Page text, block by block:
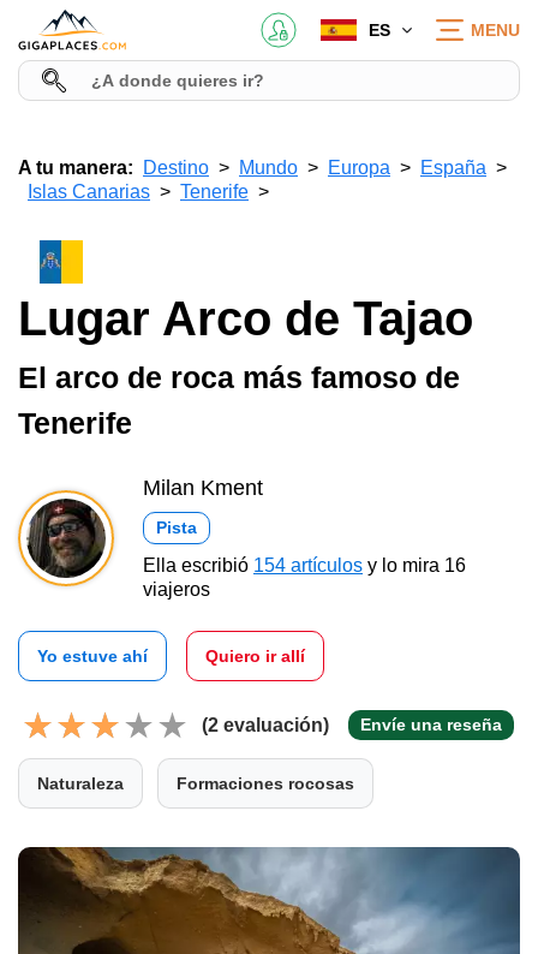
ES MENU
A tu manera: Destino Mundo Europa
España
Islas Canarias
Tenerife
Lugar Arco de Tajao
El arco de roca más famoso de
Tenerife
Milan Kment
Pista
Ella escribió 154 artículos y lo mira 16
viajeros
Yo estuve ahí Quiero ir allí
(2 evaluación) Envíe una reseña
Naturaleza Formaciones rocosas